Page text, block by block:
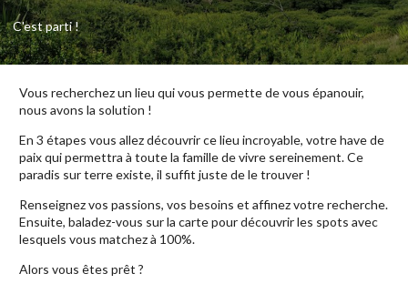
C'est parti !
Vous recherchez un lieu qui vous permette de vous épanouir,
nous avons la solution !
En 3 étapes vous allez découvrir ce lieu incroyable, votre have de
paix qui permettra à toute la famille de vivre sereinement. Ce
paradis sur terre existe, il suffit juste de le trouver !
Renseignez vos passions, vos besoins et affinez votre recherche.
Ensuite, baladez-vous sur la carte pour découvrir les spots avec
lesquels vous matchez à 100%.
Alors vous êtes prêt ?